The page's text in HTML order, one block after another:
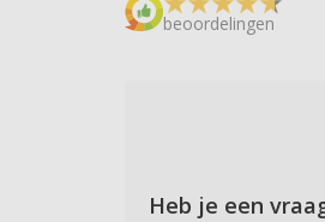
beoordelingen
Heb je een